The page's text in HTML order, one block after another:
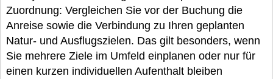
Zuordnung: Vergleichen Sie vor der Buchung die
Anreise sowie die Verbindung zu Ihren geplanten
Natur- und Ausflugszielen. Das gilt besonders, wenn
Sie mehrere Ziele im Umfeld einplanen oder nur für
einen kurzen individuellen Aufenthalt bleiben